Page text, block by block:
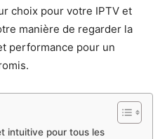
choix pour votre IPTV et
manière de regarder la
performance pour un
intuitive pour tous les